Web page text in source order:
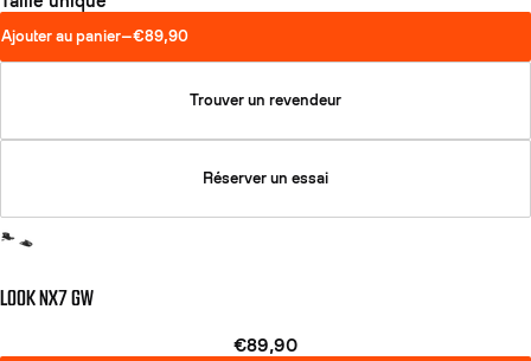
Ajouter au panier—€89,90
Trouver un revendeur
Réserver un essai
LOOK NX7 GW
€89,90